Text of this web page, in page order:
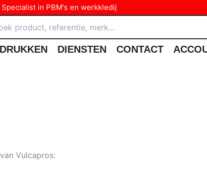
Specialist in PBM's en werkkledij
DIENSTEN CONTACT
Vulcapros: